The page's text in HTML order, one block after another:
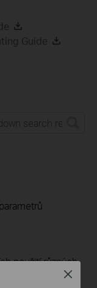
Guide
použití různých
Close